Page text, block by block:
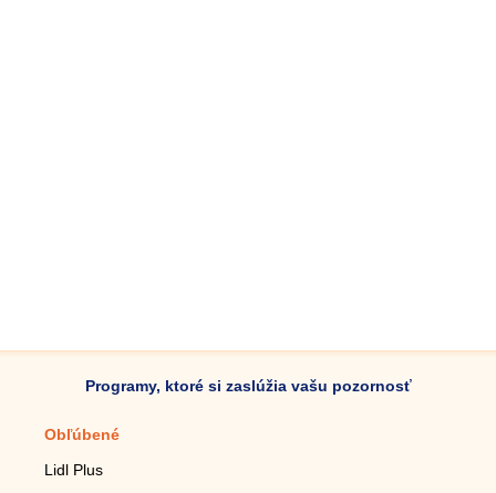
Programy, ktoré si zaslúžia vašu pozornosť
Obľúbené
Lidl Plus